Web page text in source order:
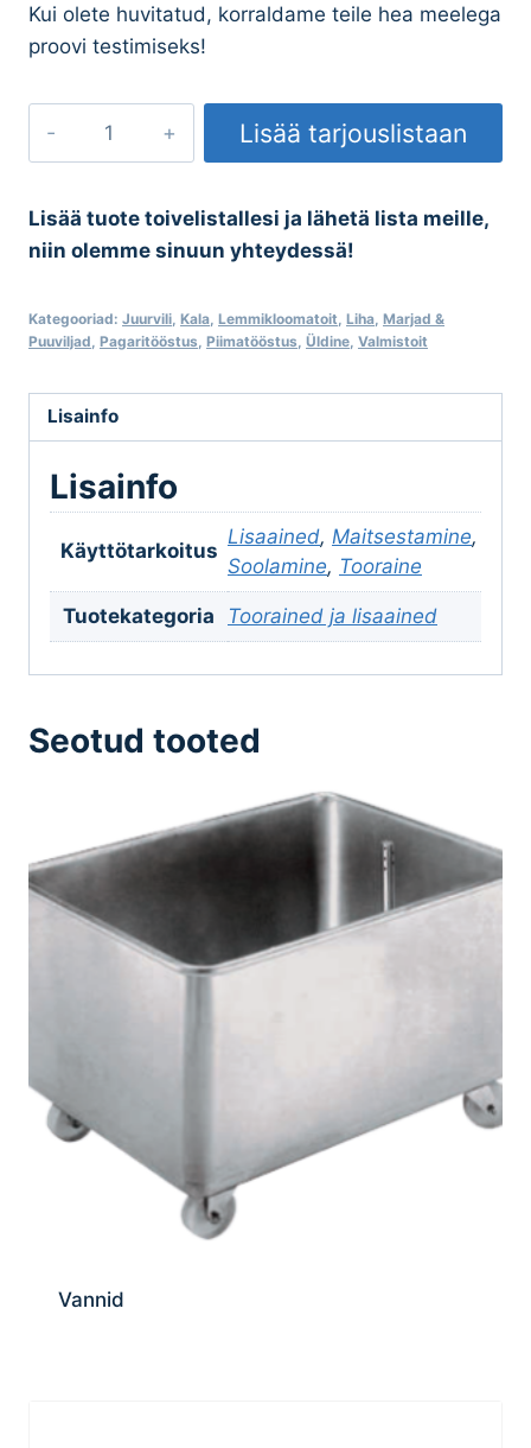
Kui olete huvitatud, korraldame teile hea meelega
proovi testimiseks!
soolaasendaja
ilma
koodita
kogus
Lisää tarjouslistaan
Lisää tuote toivelistallesi ja lähetä lista meille,
niin olemme sinuun yhteydessä!
Kategooriad: Juurvili Kala Lemmikloomatoit Liha Marjad &
Puuviljad Pagaritööstus Piimatööstus Üldine Valmistoit
Lisainfo
Lisainfo
Käyttötarkoitus
Lisaained, Maitsestamine,
Soolamine, Tooraine
Tuotekategoria Toorained ja lisaained
Seotud tooted
Vannid